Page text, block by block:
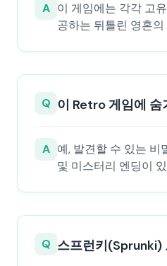
A 이 게임에는 각각 고
공하는 뒤틀린 영혼
Q 이 Retro 게임에
A 예, 발견할 수 있는 비
및 미스터리 엔딩이
Q 스프런키(Sprunki)